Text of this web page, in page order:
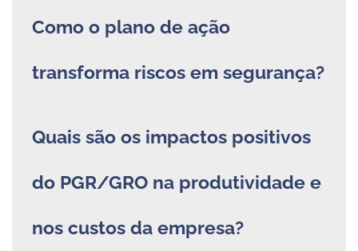
Como o plano de ação
transforma riscos em segurança?
Quais são os impactos positivos
do PGR/GRO na produtividade e
nos custos da empresa?